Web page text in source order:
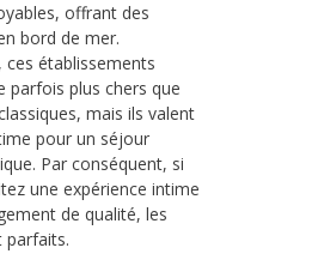
offrant des
bord de mer.
ces établissements
parfois plus chers que
mais ils valent
pour un séjour
Par conséquent, si
une expérience intime
de qualité, les
parfaits.